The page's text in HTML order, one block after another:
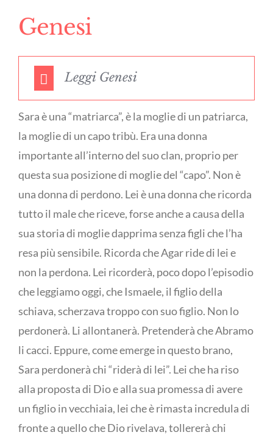
Genesi
Leggi Genesi
Sara è una “matriarca”, è la moglie di un patriarca,
la moglie di un capo tribù. Era una donna
importante all’interno del suo clan, proprio per
questa sua posizione di moglie del “capo”. Non è
una donna di perdono. Lei è una donna che ricorda
tutto il male che riceve, forse anche a causa della
sua storia di moglie dapprima senza figli che l’ha
resa più sensibile. Ricorda che Agar ride di lei e
non la perdona. Lei ricorderà, poco dopo l’episodio
che leggiamo oggi, che Ismaele, il figlio della
schiava, scherzava troppo con suo figlio. Non lo
perdonerà. Li allontanerà. Pretenderà che Abramo
li cacci. Eppure, come emerge in questo brano,
Sara perdonerà chi “riderà di lei”. Lei che ha riso
alla proposta di Dio e alla sua promessa di avere
un figlio in vecchiaia, lei che è rimasta incredula di
fronte a quello che Dio rivelava, tollererà chi